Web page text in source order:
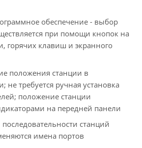
обеспечение - выбор
при помощи кнопок на
горячих клавиш и экранного
положения станции в
не требуется ручная установка
положение станции
на передней панели
станций
имена портов